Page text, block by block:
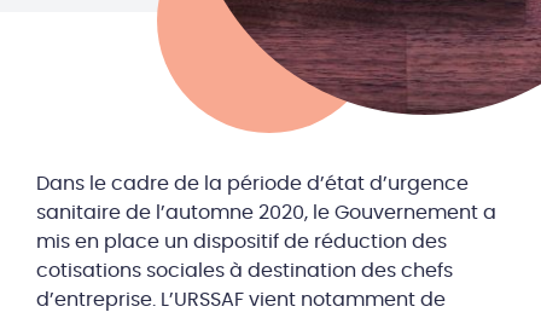
Dans le cadre de la période d’état d’urgence
sanitaire de l’automne 2020, le Gouvernement a
mis en place un dispositif de réduction des
cotisations sociales à destination des chefs
d’entreprise. L’URSSAF vient notamment de